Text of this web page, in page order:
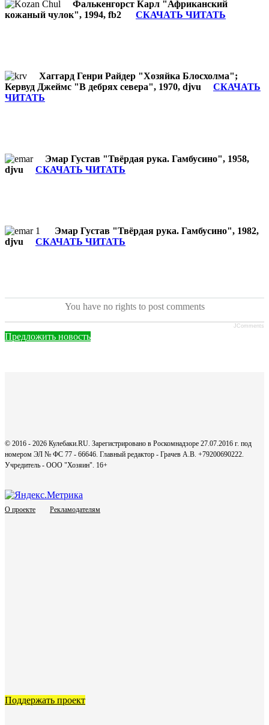
Фалькенгорст Карл "Африканский
кожаный чулок", 1994, fb2 СКАЧАТЬ ЧИТАТЬ
Хаггард Генри Райдер "Хозяйка Блосхолма";
Кервуд Джеймс "В дебрях севера", 1970, djvu СКАЧАТЬ
ЧИТАТЬ
Эмар Густав "Твёрдая рука. Гамбусино", 1958,
djvu СКАЧАТЬ ЧИТАТЬ
Эмар Густав "Твёрдая рука. Гамбусино", 1982,
djvu СКАЧАТЬ ЧИТАТЬ
You have no rights to post comments
JComments
Предложить новость
© 2016 - 2026 Кулебаки.RU. Зарегистрировано в Роскомнадзоре 27.07.2016 г. под
номером ЭЛ № ФС 77 - 66646. Главный редактор - Грачев А.В. +79200690222.
Учредитель - ООО "Хозяин". 16+
О проекте Рекламодателям
Поддержать проект